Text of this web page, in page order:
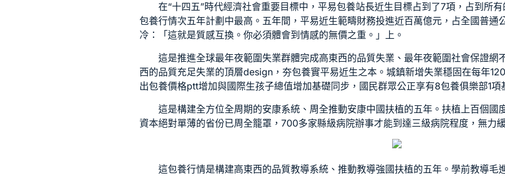
在“十四五”時代經濟社會重要目標中，平易包養站長近生目標占到了7項，占到所
包養行情次五年計劃中最高。五年間，平易近生範疇財務投進近百萬億元，占全國普通
冷：「這就是質感互換。你必須體會到情感的無價之重。」上。
這是推進全球最年夜範圍失業群體完成高東西的品質失業、最年夜範圍社會保證網
西的品質充足失業的頂層design，夯包養實平易近生之本。城鎮新增失業穩固在每年
出包養價格ptt增加與國際生孩子總值增加基礎同步，國民群眾公正享有8包養俱樂部1項
這是構建全方位全周期的安康系統、周全推動安康中國扶植的五年。扶植上百個國
資本絕對單薄的省份已周全籠罩，700多家縣級病院辦事才能到達三級病院程度，無力
這包養行情是構建高東西的品質教導系統、推動教導強國扶植的五年。學前教導